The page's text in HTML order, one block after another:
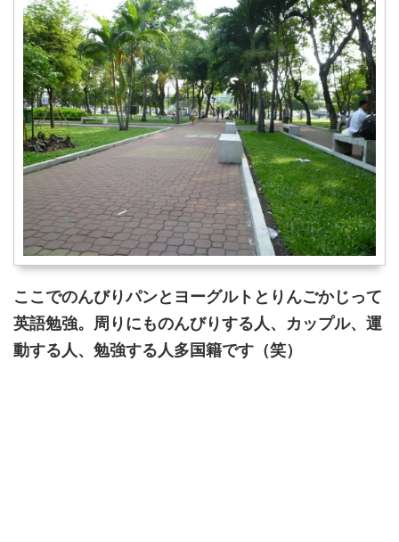
ここでのんびりパンとヨーグルトとりんごかじって
英語勉強。周りにものんびりする人、カップル、運
動する人、勉強する人多国籍です（笑）